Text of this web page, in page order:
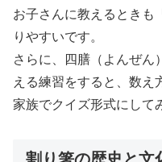
お子さんに教えるときも
りやすいです。
さらに、四膳（よんぜ
える練習をすると、数え
家族でクイズ形式にして